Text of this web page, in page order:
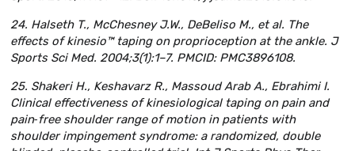
24. Halseth T., McChesney J.W., DeBeliso M., et al. The
effects of kinesio™ taping on proprioception at the ankle. J
Sports Sci Med. 2004;3(1):1–7. PMCID: PMC3896108.
25. Shakeri H., Keshavarz R., Massoud Arab A., Ebrahimi I.
Clinical effectiveness of kinesiological taping on pain and
pain‐free shoulder range of motion in patients with
shoulder impingement syndrome: a randomized, double